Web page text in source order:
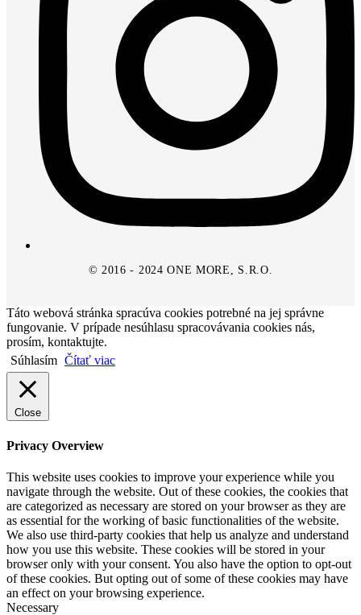
© 2016 - 2024 ONE MORE, S.R.O.
Táto webová stránka spracúva cookies potrebné na jej správne
fungovanie. V prípade nesúhlasu spracovávania cookies nás,
prosím, kontaktujte.
Súhlasím Čítať viac
Close
Privacy Overview
This website uses cookies to improve your experience while you
navigate through the website. Out of these cookies, the cookies that
are categorized as necessary are stored on your browser as they are
as essential for the working of basic functionalities of the website.
We also use third-party cookies that help us analyze and understand
how you use this website. These cookies will be stored in your
browser only with your consent. You also have the option to opt-out
of these cookies. But opting out of some of these cookies may have
an effect on your browsing experience.
Necessary